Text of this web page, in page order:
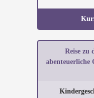
Reise zu
abenteuerliche